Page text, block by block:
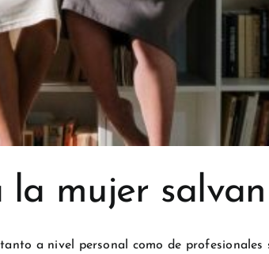
la mujer
a nivel personal como de